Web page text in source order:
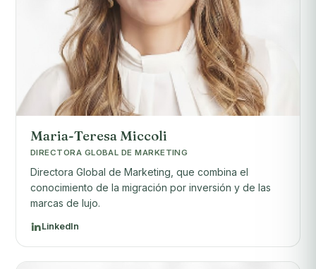
Maria-Teresa Miccoli
DIRECTORA GLOBAL DE MARKETING
Directora Global de Marketing, que combina el
conocimiento de la migración por inversión y de las
marcas de lujo.
LinkedIn